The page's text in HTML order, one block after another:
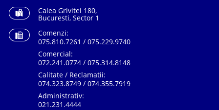
Calea Grivitei 180,
Bucuresti, Sector 1
Comenzi:
075.810.7261 / 075.229.9740
Comercial:
072.241.0774 / 075.314.8148
Calitate / Reclamatii:
074.323.8749 / 074.355.7919
Administrativ:
021.231.4444